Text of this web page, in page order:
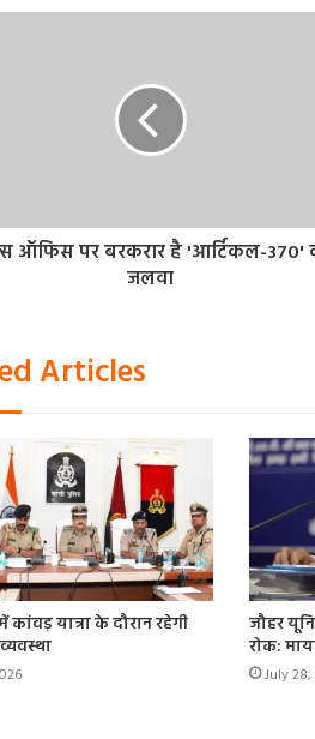
ऑफिस पर बरकरार है 'आर्टिकल-370'
जलवा
Articles
कांवड़ यात्रा के दौरान रहेगी
जौहर
रोक:
July